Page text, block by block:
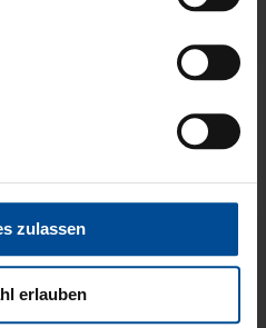
zulassen
erlauben